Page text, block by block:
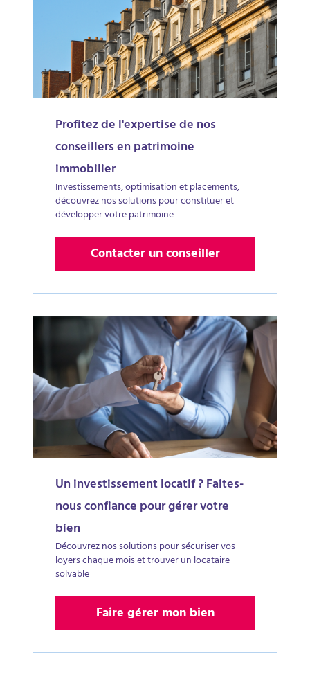
Profitez de l'expertise de nos
conseillers en patrimoine
immobilier
Investissements, optimisation et placements,
découvrez nos solutions pour constituer et
développer votre patrimoine
Contacter un conseiller
Un investissement locatif ? Faites-
nous confiance pour gérer votre
bien
Découvrez nos solutions pour sécuriser vos
loyers chaque mois et trouver un locataire
solvable
Faire gérer mon bien